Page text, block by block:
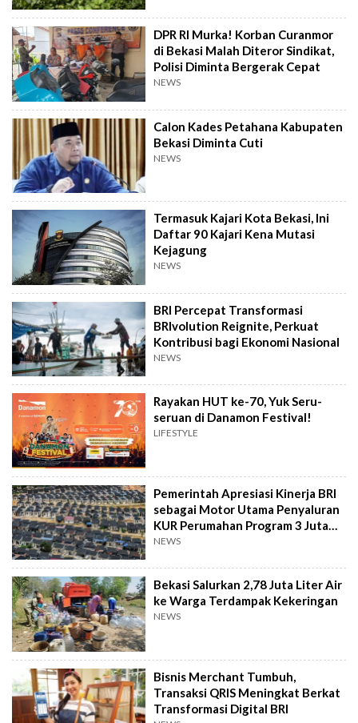
DPR RI Murka! Korban Curanmor
di Bekasi Malah Diteror Sindikat,
Polisi Diminta Bergerak Cepat
NEWS
Calon Kades Petahana Kabupaten
Bekasi Diminta Cuti
NEWS
Termasuk Kajari Kota Bekasi, Ini
Daftar 90 Kajari Kena Mutasi
Kejagung
NEWS
BRI Percepat Transformasi
BRIvolution Reignite, Perkuat
Kontribusi bagi Ekonomi Nasional
NEWS
Rayakan HUT ke-70, Yuk Seru-
seruan di Danamon Festival!
LIFESTYLE
Pemerintah Apresiasi Kinerja BRI
sebagai Motor Utama Penyaluran
KUR Perumahan Program 3 Juta
Rumah
NEWS
Bekasi Salurkan 2,78 Juta Liter Air
ke Warga Terdampak Kekeringan
NEWS
Bisnis Merchant Tumbuh,
Transaksi QRIS Meningkat Berkat
Transformasi Digital BRI